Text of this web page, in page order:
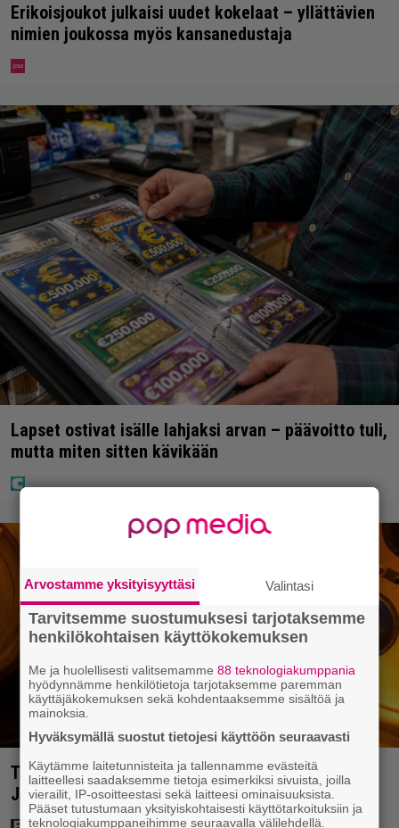
Erikoisjoukot julkaisi uudet kokelaat – yllättävien
nimien joukossa myös kansanedustaja
Lapset ostivat isälle lahjaksi arvan – päävoitto tuli,
mutta miten sitten kävikään
Tänään tv:ssä: Vuoden 2023 megaelokuva luottaa
Jason Stathamin karismaan
Arvostamme yksityisyyttäsi Valintasi
Tarvitsemme suostumuksesi tarjotaksemme
henkilökohtaisen käyttökokemuksen
Me ja huolellisesti valitsemamme88 teknologiakumppania
hyödynnämme henkilötietoja tarjotaksemme paremman
käyttäjäkokemuksen sekä kohdentaaksemme sisältöä ja
mainoksia.
Hyväksymällä suostut tietojesi käyttöön seuraavasti
Käytämme laitetunnisteita ja tallennamme evästeitä
laitteellesi saadaksemme tietoja esimerkiksi sivuista, joilla
vierailit, IP-osoitteestasi sekä laitteesi ominaisuuksista.
Pääset tutustumaan yksityiskohtaisesti käyttötarkoituksiin ja
teknologiakumppaneihimme seuraavalla välilehdellä.